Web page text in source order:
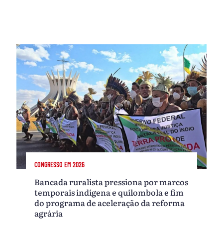
CONGRESSO EM 2026
Bancada ruralista pressiona por marcos
temporais indígena e quilombola e fim
do programa de aceleração da reforma
agrária